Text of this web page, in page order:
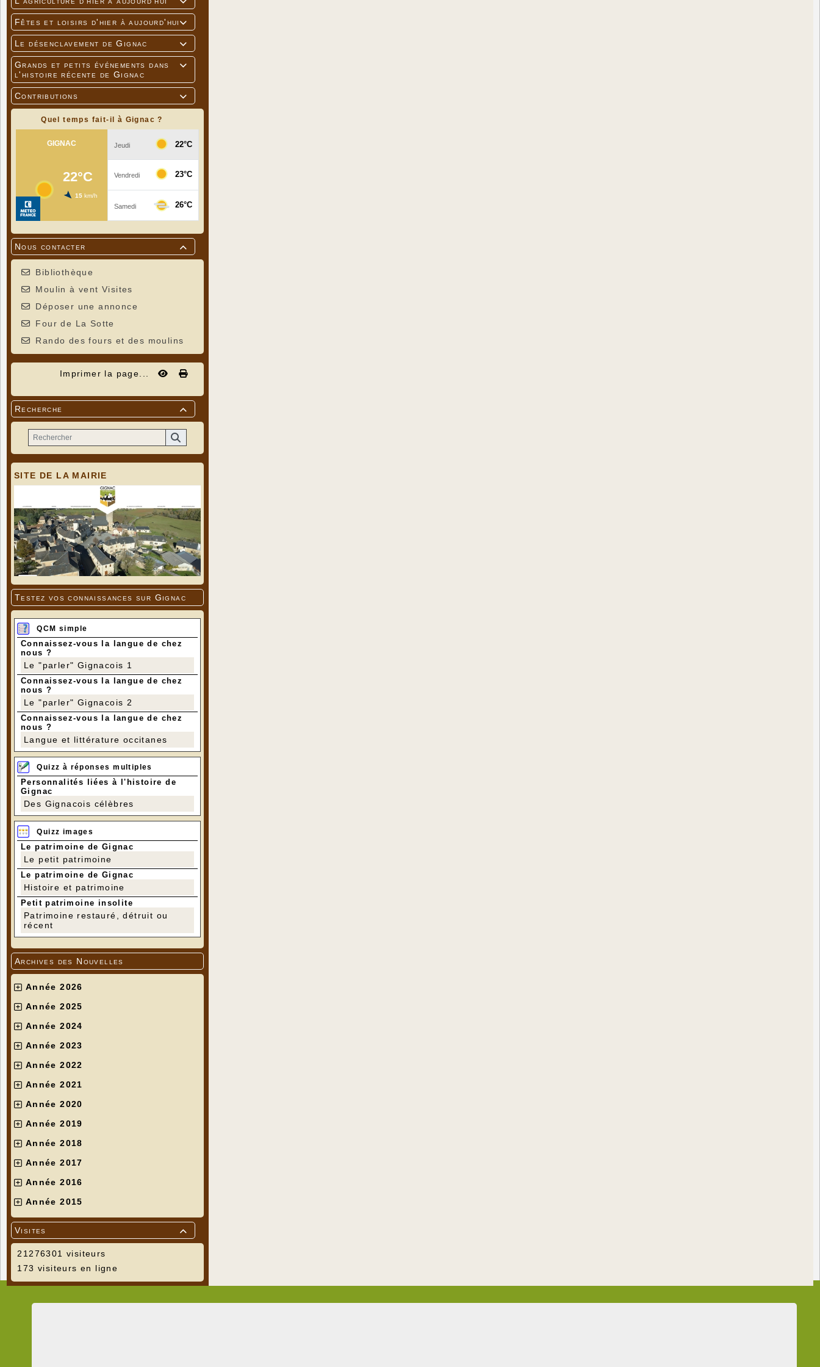


Fêtes et loisirs d'hier à aujourd'hui

Le désenclavement de Gignac

Grands et petits événements dans
l'histoire récente de Gignac

Contributions
Quel temps fait-il à Gignac ?

Nous contacter
Bibliothèque
Moulin à vent Visites
Déposer une annonce
Four de La Sotte
Rando des fours et des moulins
Imprimer la page...

Recherche
SITE DE LA MAIRIE
Testez vos connaissances sur Gignac
QCM simple
Connaissez-vous la langue de chez
nous ?
Le "parler" Gignacois 1
Connaissez-vous la langue de chez
nous ?
Le "parler" Gignacois 2
Connaissez-vous la langue de chez
nous ?
Langue et littérature occitanes
Quizz à réponses multiples
Personnalités liées à l'histoire de
Gignac
Des Gignacois célèbres
Quizz images
Le patrimoine de Gignac
Le petit patrimoine
Le patrimoine de Gignac
Histoire et patrimoine
Petit patrimoine insolite
Patrimoine restauré, détruit ou
récent
Archives des Nouvelles
Année 2026
Année 2025
Année 2024
Année 2023
Année 2022
Année 2021
Année 2020
Année 2019
Année 2018
Année 2017
Année 2016
Année 2015

Visites
21276301 visiteurs
173 visiteurs en ligne